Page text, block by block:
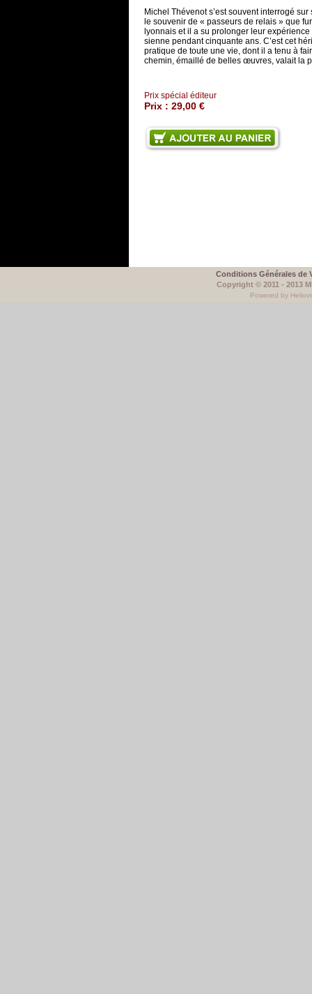
Michel Thévenot s’est souvent interrogé
le souvenir de « passeurs de relais » que
lyonnais et il a su prolonger leur
sienne pendant cinquante ans. C’est cet
pratique de toute une vie, dont il a tenu à
chemin, émaillé de belles œuvres, valait la
Prix spécial éditeur
Prix : 29,00 €
Conditions Générales de
Copyright © 2011 - 2013
Powered by